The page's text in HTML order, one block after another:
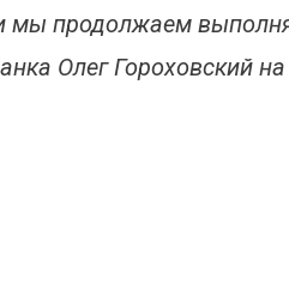
мы продолжаем
Олег Гороховский